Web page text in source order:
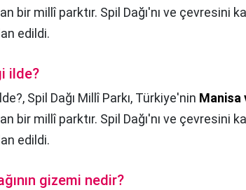
bir millî parktır. Spil Dağı'nı ve çevresini
edildi.
ilde?
Spil Dağı Millî Parkı, Türkiye'nin Manisa
bir millî parktır. Spil Dağı'nı ve çevresini
edildi.
gizemi nedir?